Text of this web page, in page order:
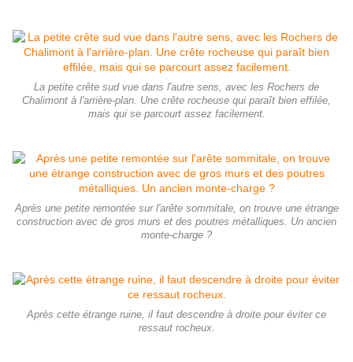
La petite crête sud vue dans l'autre sens, avec les Rochers de
Chalimont à l'arrière-plan. Une crête rocheuse qui paraît bien effilée,
mais qui se parcourt assez facilement.
Après une petite remontée sur l'arête sommitale, on trouve une étrange
construction avec de gros murs et des poutres métalliques. Un ancien
monte-charge ?
Après cette étrange ruine, il faut descendre à droite pour éviter ce
ressaut rocheux.